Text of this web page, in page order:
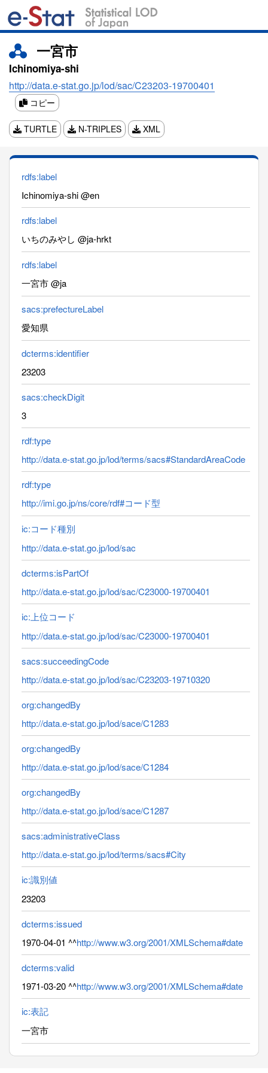
一宮市
Ichinomiya-shi
http://data.e-stat.go.jp/lod/sac/C23203-19700401
コピー
TURTLE N-TRIPLES XML
rdfs:label
Ichinomiya-shi @en
rdfs:label
いちのみやし @ja-hrkt
rdfs:label
一宮市 @ja
sacs:prefectureLabel
愛知県
dcterms:identifier
23203
sacs:checkDigit
3
rdf:type
http://data.e-stat.go.jp/lod/terms/sacs#StandardAreaCode
rdf:type
http://imi.go.jp/ns/core/rdf#コード型
ic:コード種別
http://data.e-stat.go.jp/lod/sac
dcterms:isPartOf
http://data.e-stat.go.jp/lod/sac/C23000-19700401
ic:上位コード
http://data.e-stat.go.jp/lod/sac/C23000-19700401
sacs:succeedingCode
http://data.e-stat.go.jp/lod/sac/C23203-19710320
org:changedBy
http://data.e-stat.go.jp/lod/sace/C1283
org:changedBy
http://data.e-stat.go.jp/lod/sace/C1284
org:changedBy
http://data.e-stat.go.jp/lod/sace/C1287
sacs:administrativeClass
http://data.e-stat.go.jp/lod/terms/sacs#City
ic:識別値
23203
dcterms:issued
1970-04-01 ^^http://www.w3.org/2001/XMLSchema#date
dcterms:valid
1971-03-20 ^^http://www.w3.org/2001/XMLSchema#date
ic:表記
一宮市